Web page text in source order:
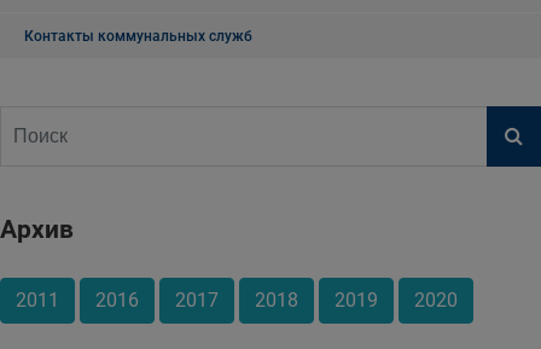
Контакты коммунальных служб
Архив
2011 2016 2017 2018 2019 2020